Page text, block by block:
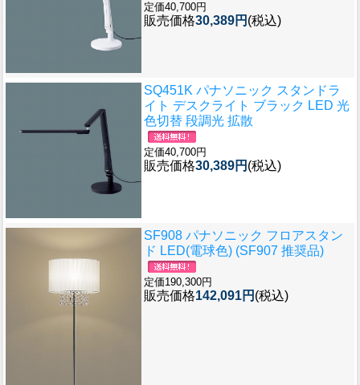
定価40,700円
販売価格30,389円 (税込)
SQ451K パナソニック スタンドラ
イト デスクライト ブラック LED 光
色切替 段調光 拡散
定価40,700円
販売価格30,389円 (税込)
SF908 パナソニック フロアスタン
ド LED(電球色) (SF907 推奨品)
定価190,300円
販売価格142,091円 (税込)